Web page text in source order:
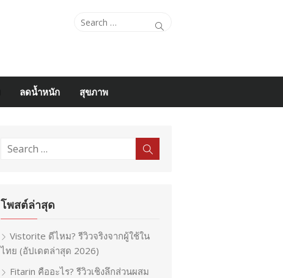
Search
Search
ลดน้ำหนัก สุขภาพ
Search
Search
โพสต์ล่าสุด
Vistorite ดีไหม? รีวิวจริงจากผู้ใช้ใน
ไทย (อัปเดตล่าสุด 2026)
Fitarin คืออะไร? รีวิวเชิงลึกส่วนผสม